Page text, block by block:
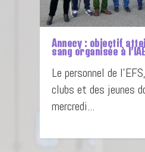
Annecy : objectif
sang organisée à l’IAE
Le personnel de
clubs et des jeunes
mercredi...